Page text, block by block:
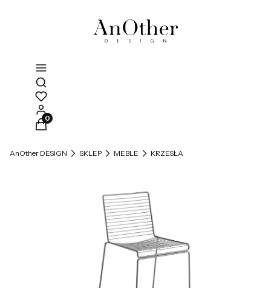
Otwórz wyszukiwarkę
Produkty w koszyku: 0. Zobacz szczegóły
AnOther DESIGN SKLEP MEBLE KRZESŁA